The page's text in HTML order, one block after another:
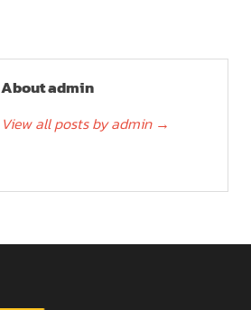
About admin
View all posts by admin →